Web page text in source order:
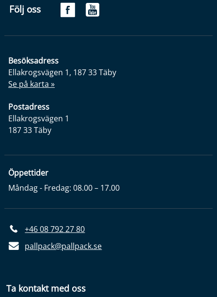
Följ oss
Besöksadress
Ellakrogsvägen 1, 187 33 Täby
Se på karta »
Postadress
Ellakrogsvägen 1
187 33 Täby
Öppettider
Måndag - Fredag: 08.00 – 17.00
+46 08 792 27 80
pallpack@pallpack.se
Ta kontakt med oss